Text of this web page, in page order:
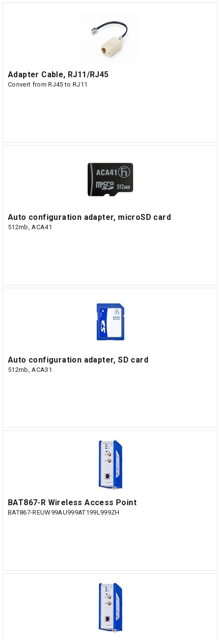
Adapter Cable, RJ11/RJ45
Convert from RJ45 to RJ11
Auto configuration adapter, microSD card
512mb, ACA41
Auto configuration adapter, SD card
512mb, ACA31
BAT867-R Wireless Access Point
BAT867-REUW99AU999AT199L999ZH